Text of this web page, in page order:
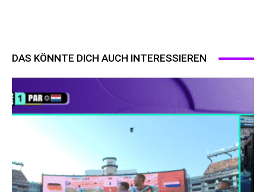
DAS KÖNNTE DICH AUCH INTERESSIEREN